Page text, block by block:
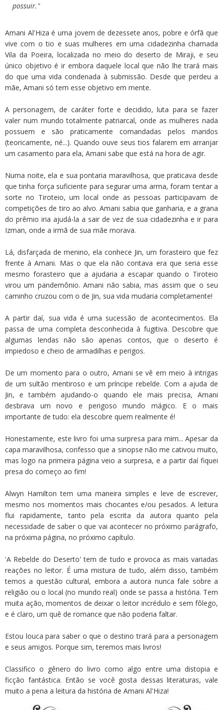
possuir."
Amani Al'Hiza é uma jovem de dezessete anos, pobre e órfã que
vive com o tio e suas mulheres em uma cidadezinha chamada
Vila da Poeira, localizada no meio do deserto de Miraji, e seu
único objetivo é ir embora daquele local que não lhe trará mais
do que uma vida condenada à submissão. Desde que perdeu a
mãe, Amani só tem esse objetivo em mente.
A personagem, de caráter forte e decidido, luta para se fazer
valer num mundo totalmente patriarcal, onde as mulheres nada
possuem e são praticamente comandadas pelos maridos
(teoricamente, né...). Quando ouve seus tios falarem em arranjar
um casamento para ela, Amani sabe que está na hora de agir.
Numa noite, ela e sua pontaria maravilhosa, que praticava desde
que tinha força suficiente para segurar uma arma, foram tentar a
sorte no Tiroteio, um local onde as pessoas participavam de
competições de tiro ao alvo. Amani sabia que ganharia, e a grana
do prêmio iria ajudá-la a sair de vez de sua cidadezinha e ir para
Izman, onde a irmã de sua mãe morava.
Lá, disfarçada de menino, ela conhece Jin, um forasteiro que fez
frente à Amani. Mas o que ela não contava era que seria esse
mesmo forasteiro que a ajudaria a escapar quando o Tiroteio
virou um pandemônio. Amani não sabia, mas assim que o seu
caminho cruzou com o de Jin, sua vida mudaria completamente!
A partir daí, sua vida é uma sucessão de acontecimentos. Ela
passa de uma completa desconhecida à fugitiva. Descobre que
algumas lendas não são apenas contos, que o deserto é
impiedoso e cheio de armadilhas e perigos.
De um momento para o outro, Amani se vê em meio à intrigas
de um sultão mentiroso e um príncipe rebelde. Com a ajuda de
Jin, e também ajudando-o quando ele mais precisa, Amani
desbrava um novo e perigoso mundo mágico. E o mais
importante de tudo: ela descobre quem realmente é!
Honestamente, este livro foi uma surpresa para mim... Apesar da
capa maravilhosa, confesso que a sinopse não me cativou muito,
mas logo na primeira página veio a surpresa, e a partir daí fiquei
presa do começo ao fim!
Alwyn Hamilton tem uma maneira simples e leve de escrever,
mesmo nos momentos mais chocantes e/ou pesados. A leitura
flui rapidamente, tanto pela escrita da autora quanto pela
necessidade de saber o que vai acontecer no próximo parágrafo,
na próxima página, no próximo capítulo.
'A Rebelde do Deserto' tem de tudo e provoca as mais variadas
reações no leitor. É uma mistura de tudo, além disso, também
temos a questão cultural, embora a autora nunca fale sobre a
religião ou o local (no mundo real) onde se passa a história. Tem
muita ação, momentos de deixar o leitor incrédulo e sem fôlego,
e é claro, um quê de romance que não poderia faltar.
Estou louca para saber o que o destino trará para a personagem
e seus amigos. Porque sim, teremos mais livros!
Classifico o gênero do livro como algo entre uma distopia e
ficção fantástica. Então se você gosta dessas literaturas, vale
muito a pena a leitura da história de Amani Al'Hiza!